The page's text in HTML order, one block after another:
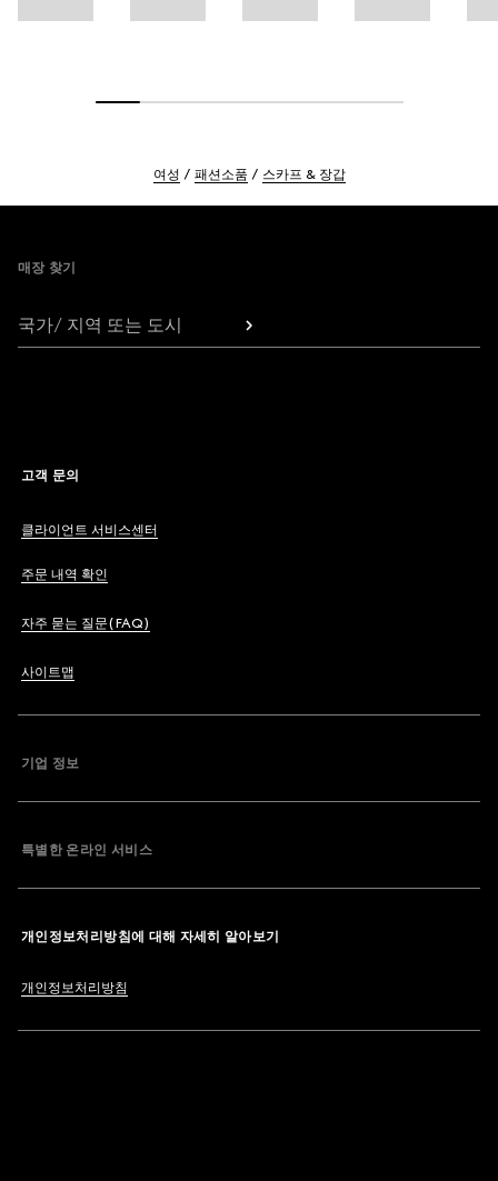
여성 패션소품 스카프 & 장갑
매장 찾기
국가/ 지역 또는 도시
고객 문의
클라이언트 서비스센터
주문 내역 확인
자주 묻는 질문(FAQ)
사이트맵
기업 정보
특별한 온라인 서비스
개인정보처리방침에 대해 자세히 알아보기
개인정보처리방침